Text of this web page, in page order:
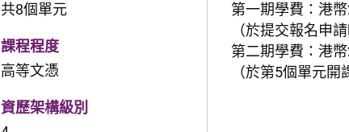
共8個單元
課程程度
高等文憑
資歷架構級別
第一期學費：港
（於提交報名申請
第二期學費：港
（於第5個單元開